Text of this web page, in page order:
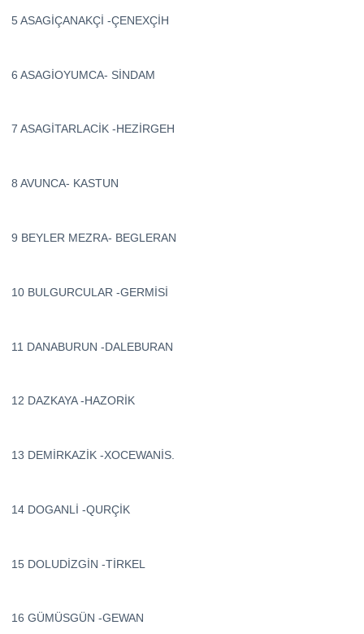
5 ASAGİÇANAKÇİ -ÇENEXÇİH
6 ASAGİOYUMCA- SİNDAM
7 ASAGİTARLACİK -HEZİRGEH
8 AVUNCA- KASTUN
9 BEYLER MEZRA- BEGLERAN
10 BULGURCULAR -GERMİSİ
11 DANABURUN -DALEBURAN
12 DAZKAYA -HAZORİK
13 DEMİRKAZİK -XOCEWANİS.
14 DOGANLİ -QURÇİK
15 DOLUDİZGİN -TİRKEL
16 GÜMÜSGÜN -GEWAN